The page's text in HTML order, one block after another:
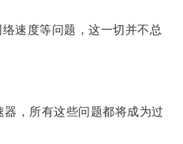
度等问题，这一切并不总
，所有这些问题都将成为过